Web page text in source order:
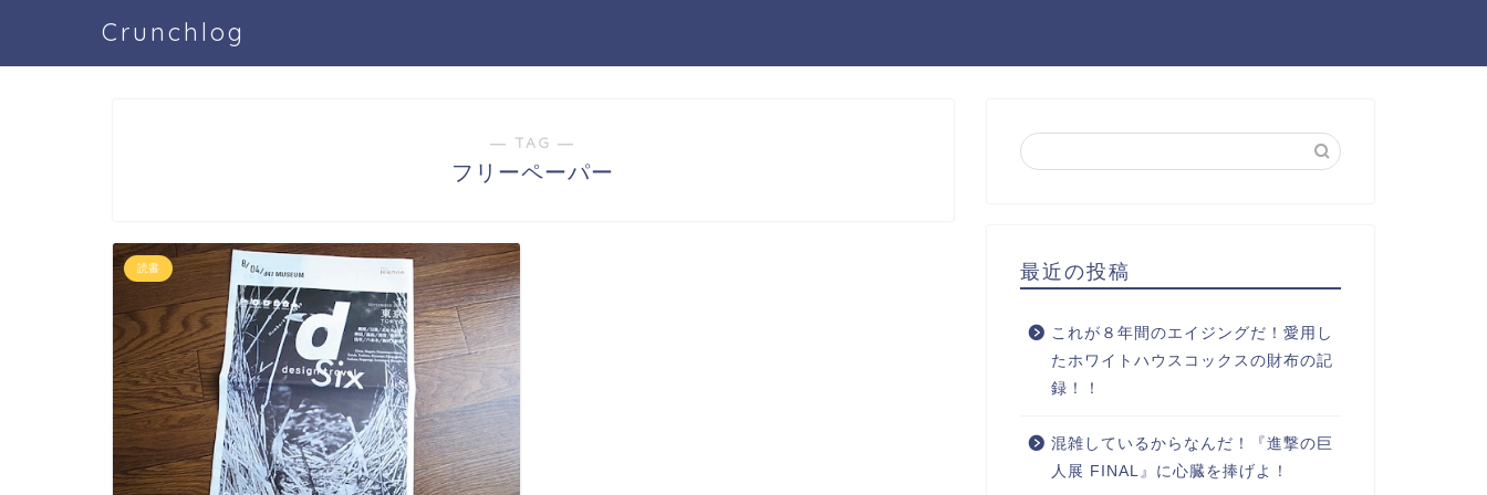
Crunchlog
― TAG ―
フリーペーパー
読書 最近の投稿
これが８年間のエイジングだ！愛用し
たホワイトハウスコックスの財布の記
録！！
混雑しているからなんだ！『進撃の巨
人展 FINAL』に心臓を捧げよ！